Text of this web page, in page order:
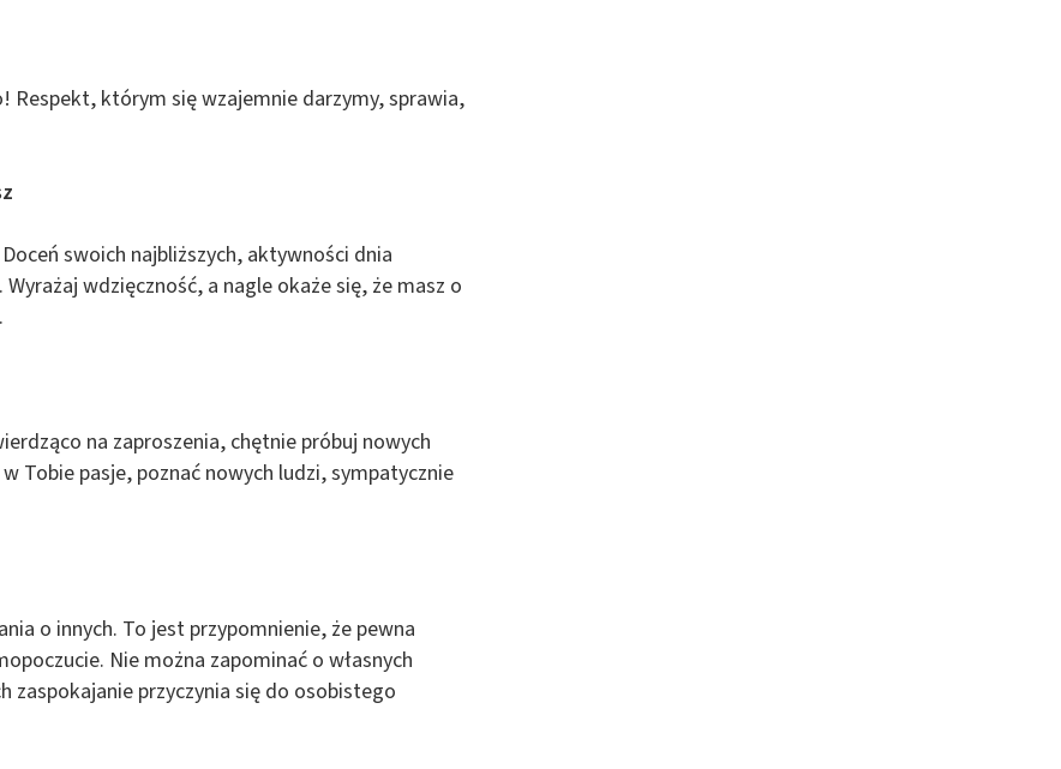
Respekt, którym się wzajemnie darzymy, sprawia,
swoich najbliższych, aktywności dnia
wdzięczność, a nagle okaże się, że masz o
na zaproszenia, chętnie próbuj nowych
Tobie pasje, poznać nowych ludzi, sympatycznie
o innych. To jest przypomnienie, że pewna
Nie można zapominać o własnych
zaspokajanie przyczynia się do osobistego